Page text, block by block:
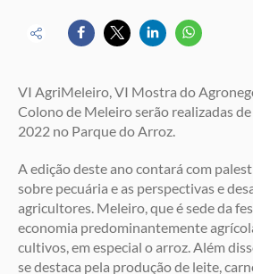
VI AgriMeleiro, VI Mostra do
Colono de Meleiro serão realizadas
2022 no Parque do Arroz.
A edição deste ano contará com
sobre pecuária e as perspectivas e
agricultores. Meleiro, que é sede da
economia predominantemente
cultivos, em especial o arroz. Além
se destaca pela produção de leite,